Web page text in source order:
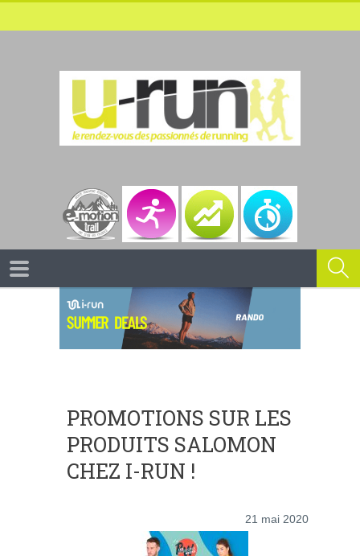
PROMOTIONS SUR LES
PRODUITS SALOMON
CHEZ I-RUN !
21 mai 2020